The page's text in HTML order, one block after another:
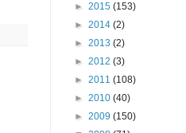
► 2015 (153)
► 2014 (2)
► 2013 (2)
► 2012 (3)
► 2011 (108)
► 2010 (40)
► 2009 (150)